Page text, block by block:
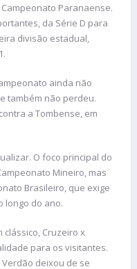
Paranaense.
da Série D para
divisão estadual,
ainda não
também não perdeu.
a Tombense, em
O foco principal do
Mineiro, mas
Brasileiro, que exige
longo do ano.
Cruzeiro x
para os visitantes.
deixou de se